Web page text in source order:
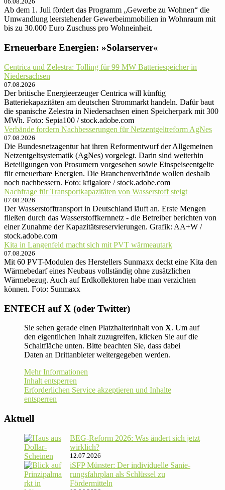
Ab dem 1. Juli fördert das Programm „Gewerbe zu Wohnen“ die
Umwandlung leerstehender Gewerbeimmobilien in Wohnraum mit
bis zu 30.000 Euro Zuschuss pro Wohneinheit.
Erneuerbare Energien: »Solarserver«
Centrica und Zelestra: Tolling für 99 MW Batteriespeicher in
Niedersachsen
07.08.2026
Der britische Energieerzeuger Centrica will künftig
Batteriekapazitäten am deutschen Strommarkt handeln. Dafür baut
die spanische Zelestra in Niedersachsen einen Speicherpark mit 300
MWh. Foto: Sepia100 / stock.adobe.com
Verbände fordern Nachbesserungen für Netzentgeltreform AgNes
07.08.2026
Die Bundesnetzagentur hat ihren Reformentwurf der Allgemeinen
Netzentgeltsystematik (AgNes) vorgelegt. Darin sind weiterhin
Beteiligungen von Prosumern vorgesehen sowie Einspeiseentgelte
für erneuerbare Energien. Die Branchenverbände wollen deshalb
noch nachbessern. Foto: kflgalore / stock.adobe.com
Nachfrage für Transportkapazitäten von Wasserstoff steigt
07.08.2026
Der Wasserstofftransport in Deutschland läuft an. Erste Mengen
fließen durch das Wasserstoffkernnetz - die Betreiber berichten von
einer Zunahme der Kapazitätsreservierungen. Grafik: AA+W /
stock.adobe.com
Kita in Langenfeld macht sich mit PVT wärmeautark
07.08.2026
Mit 60 PVT-Modulen des Herstellers Sunmaxx deckt eine Kita den
Wärmebedarf eines Neubaus vollständig ohne zusätzlichen
Wärmebezug. Auch auf Erdkollektoren habe man verzichten
können. Foto: Sunmaxx
ENTECH auf X (oder Twitter)
Sie sehen gerade einen Platzhalterinhalt von X. Um auf
den eigentlichen Inhalt zuzugreifen, klicken Sie auf die
Schaltfläche unten. Bitte beachten Sie, dass dabei
Daten an Drittanbieter weitergegeben werden.
Mehr Informationen
Inhalt entsperren
Erforderlichen Service akzeptieren und Inhalte
entsperren
Aktuell
BEG-Reform 2026: Was ändert sich jetzt
wirklich?
12.07.2026
iSFP Münster: Der indi­vi­du­elle Sanie­
rungs­fahr­plan als Schlüssel zu
Fördermitteln